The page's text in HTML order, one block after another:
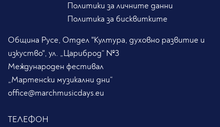
Политики за личните данни
Политика за бисквитките
Община Русе, Отдел "Култура, духовно развитие и
изкуство", ул. „Цариброд“ №3
Международен фестивал
„Мартенски музикални дни“
office@marchmusicdays.eu
ТЕЛЕФОН